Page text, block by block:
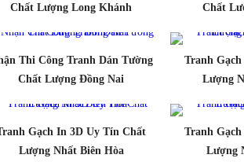
Chất Lượng Long Khánh
Chất
Thi Công Tranh Dán Tường
Chất Lượng Đồng Nai
Tranh
Lượng
Gạch In 3D Uy Tín Chất
Lượng Nhất Biên Hòa
Tranh
Lượng